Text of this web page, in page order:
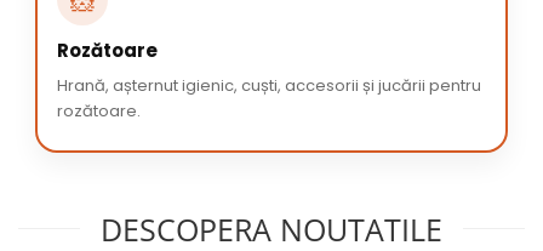
Rozătoare
Hrană, așternut igienic, cuști, accesorii și jucării pentru
rozătoare.
DESCOPERA NOUTATILE